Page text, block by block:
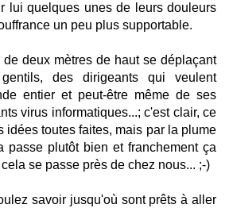
lui quelques unes de leurs douleurs
un peu plus supportable.
de deux mètres de haut se déplaçant
des dirigeants qui veulent
entier et peut-être même de ses
virus informatiques...; c'est clair, ce
idées toutes faites, mais par la plume
passe plutôt bien et franchement ça
se passe près de chez nous... ;-)
savoir jusqu'où sont prêts à aller